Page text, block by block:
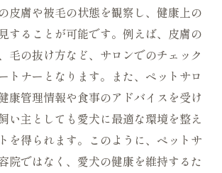
皮膚や被毛の状態を観察し、健康上の
することが可能です。例えば、皮膚の
毛の抜け方など、サロンでのチェック
トナーとなります。また、ペットサロ
康管理情報や食事のアドバイスを受け
い主としても愛犬に最適な環境を整え
を得られます。このように、ペットサ
院ではなく、愛犬の健康を維持するた